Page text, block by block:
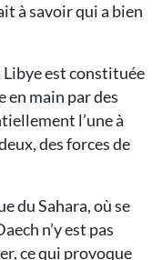
à savoir qui a bien
Libye est constituée
en main par des
l’une à
des forces de
du Sahara, où se
n’y est pas
ce qui provoque